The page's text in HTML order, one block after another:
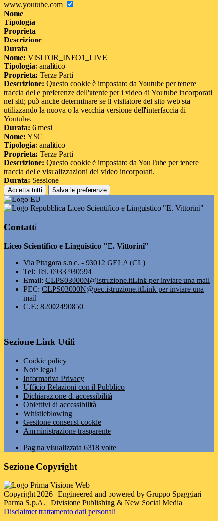
www.youtube.com
Nome
Tipologia
Proprieta
Descrizione
Durata
Nome: VISITOR_INFO1_LIVE
Tipologia: analitico
Proprieta: Terze Parti
Descrizione: Questo cookie è impostato da Youtube per tenere
traccia delle preferenze dell'utente per i video di Youtube incorporati
nei siti; può anche determinare se il visitatore del sito web sta
utilizzando la nuova o la vecchia versione dell'interfaccia di
Youtube.
Durata: 6 mesi
Nome: YSC
Tipologia: analitico
Proprieta: Terze Parti
Descrizione: Questo cookie è impostato da YouTube per tenere
traccia delle visualizzazioni dei video incorporati.
Durata: Sessione
Accetta tutti Salva le preferenze
Liceo Scientifico e Linguistico "E. Vittorini"
Contatti
Liceo Scientifico e Linguistico "E. Vittorini"
Via Pitagora s.n.c. - 93012 GELA (CL)
Tel: Tel. 0933 930594
Email: CLPS03000N@istruzione.itLink per inviare una mail
PEC: CLPS03000N@pec.istruzione.itLink per inviare una
mail
C.F.: 82002490850
Sezione Link Utili
Cookie policy
Note legali
Informativa Privacy
Ufficio Relazioni con il Pubblico
Dichiarazione di accessibilità
Obiettivi di accessibilità
Whistleblowing
Gestione consensi cookie
Amministrazione trasparente
Pagina visualizzata 6318 volte
Sezione Copyright
Copyright 2026 | Engineered and powered by Gruppo Spaggiari
Parma S.p.A. | Divisione Publishing & New Social Media
Disclaimer trattamento dati personali